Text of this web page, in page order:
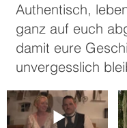
Authentisch,
ganz auf euch
damit eure
unvergesslich